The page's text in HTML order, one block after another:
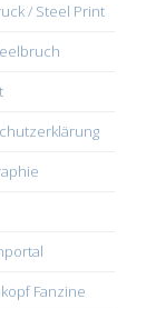
/ Steel Print
Fanzine